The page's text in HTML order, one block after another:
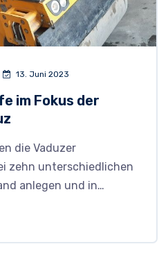
13. Juni 2023
im Fokus der
die Vaduzer
zehn unterschiedlichen
anlegen und in…